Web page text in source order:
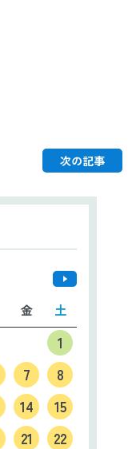
次の記事
金 土
1
7
8
14
15
21
22